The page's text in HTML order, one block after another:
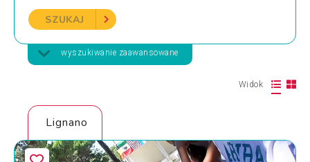
SZUKAJ
wyszukiwanie zaawansowane
Widok
Lignano